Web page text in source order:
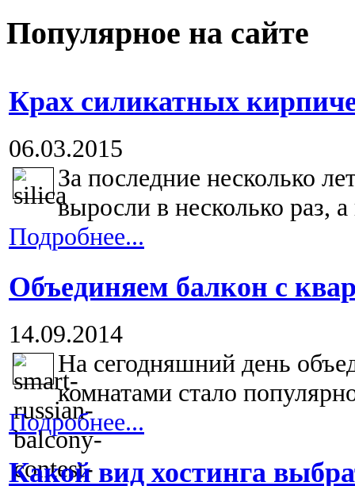
Популярное на сайте
Крах силикатных
06.03.2015
За последние несколько
выросли в несколько раз,
Подробнее...
Объединяем балкон с
14.09.2014
На сегодняшний день
комнатами стало
Подробнее...
Какой вид хостинга